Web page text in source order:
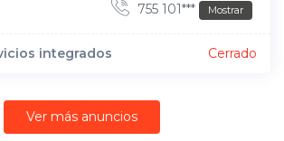
755 101*** Mostrar
integrados Cerrado
Ver más anuncios